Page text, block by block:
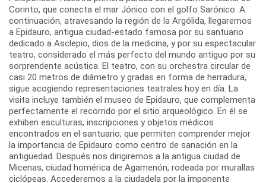
Corinto, que conecta el mar Jónico con el golfo Sarónico. A
continuación, atravesando la región de la Argólida, llegaremos
a Epidauro, antigua ciudad-estado famosa por su santuario
dedicado a Asclepio, dios de la medicina, y por su espectacular
teatro, considerado el más perfecto del mundo antiguo por su
sorprendente acústica. El teatro, con su orchestra circular de
casi 20 metros de diámetro y gradas en forma de herradura,
sigue acogiendo representaciones teatrales hoy en día. La
visita incluye también el museo de Epidauro, que complementa
perfectamente el recorrido por el sitio arqueológico. En él se
exhiben esculturas, inscripciones y objetos médicos
encontrados en el santuario, que permiten comprender mejor
la importancia de Epidauro como centro de sanación en la
antigüedad. Después nos dirigiremos a la antigua ciudad de
Micenas, ciudad homérica de Agamenón, rodeada por murallas
ciclópeas. Accederemos a la ciudadela por la imponente